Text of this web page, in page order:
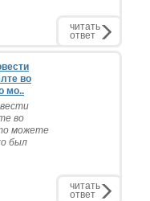
читать
ответ
во
мо..
во
можете
был
читать
ответ